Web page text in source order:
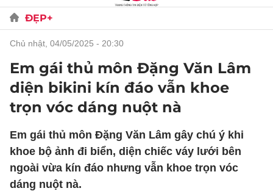
ĐẸP+
chủ nhật, 04/05/2025 - 20:30
Em gái thủ môn Đặng Văn Lâm
diện bikini kín đáo vẫn khoe
trọn vóc dáng nuột nà
Em gái thủ môn Đặng Văn Lâm gây chú ý khi
khoe bộ ảnh đi biển, diện chiếc váy lưới bên
ngoài vừa kín đáo nhưng vẫn khoe trọn vóc
dáng nuột nà.